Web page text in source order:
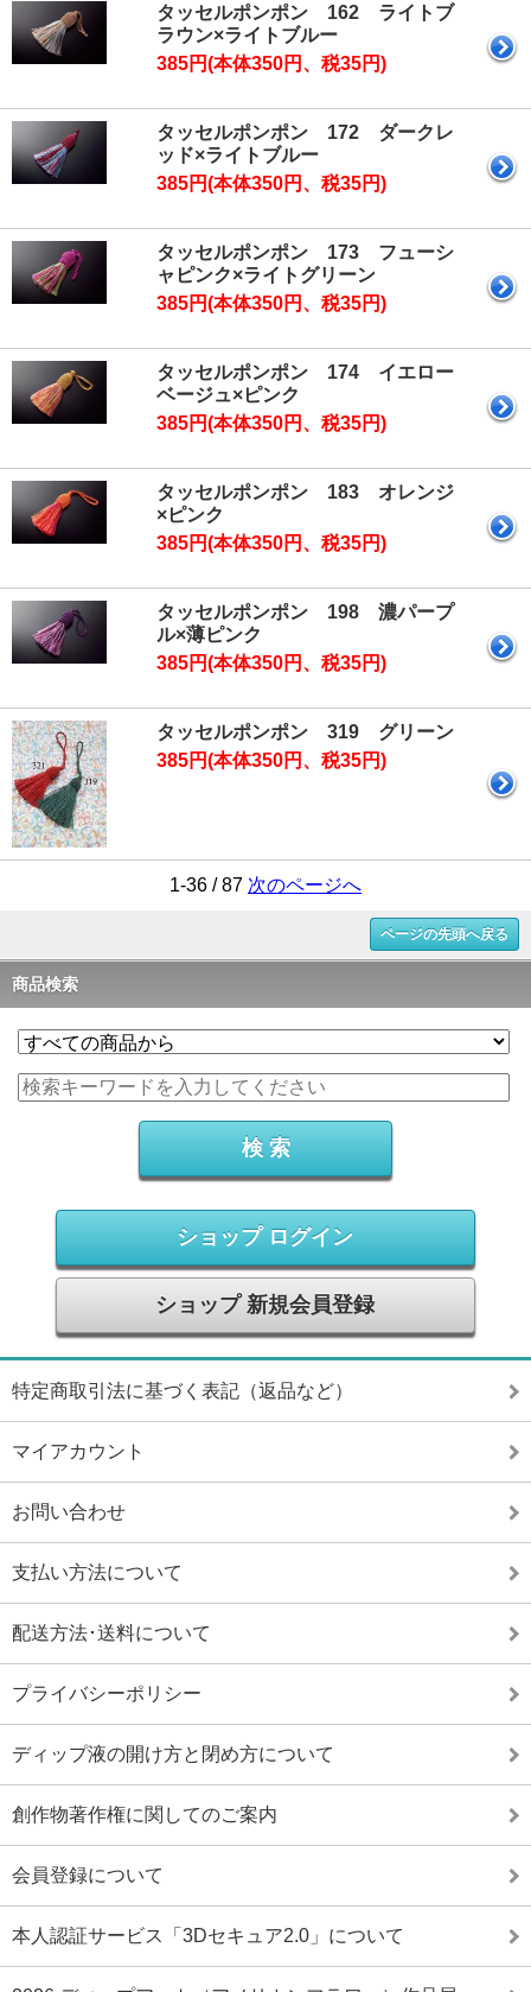
タッセルポンポン 162 ライトブ
ラウン×ライトブルー
385円(本体350円、税35円)
タッセルポンポン 172 ダークレ
ッド×ライトブルー
385円(本体350円、税35円)
タッセルポンポン 173 フューシ
ャピンク×ライトグリーン
385円(本体350円、税35円)
タッセルポンポン 174 イエロー
ベージュ×ピンク
385円(本体350円、税35円)
タッセルポンポン 183 オレンジ
×ピンク
385円(本体350円、税35円)
タッセルポンポン 198 濃パープ
ル×薄ピンク
385円(本体350円、税35円)
タッセルポンポン 319 グリーン
385円(本体350円、税35円)
1-36 / 87 次のページへ
ページの先頭へ戻る
商品検索
ショップ ログイン
ショップ 新規会員登録
特定商取引法に基づく表記（返品など）
マイアカウント
お問い合わせ
支払い方法について
配送方法･送料について
プライバシーポリシー
ディップ液の開け方と閉め方について
創作物著作権に関してのご案内
会員登録について
本人認証サービス「3Dセキュア2.0」について